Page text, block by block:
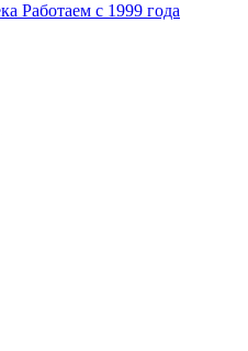
Работаем с 1999 года